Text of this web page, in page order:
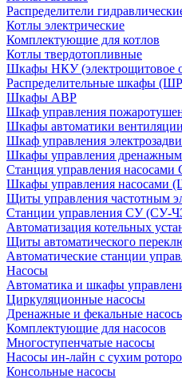
Распределители
Котлы электрические
Комплектующие для котлов
Котлы твердотопливные
Шкафы НКУ (электрощитовое
Распределительные шкафы
Шкафы АВР
Шкаф управления
Шкафы автоматики
Шкаф управления
Шкафы управления
Станция управления
Шкафы управления насосами
Щиты управления
Станции управления СУ (СУ-
Автоматизация котельных
Щиты автоматического
Автоматические станции
Насосы
Автоматика и шкафы
Циркуляционные насосы
Дренажные и фекальные
Комплектующие для насосов
Многоступенчатые насосы
Насосы ин-лайн с сухим
Консольные насосы